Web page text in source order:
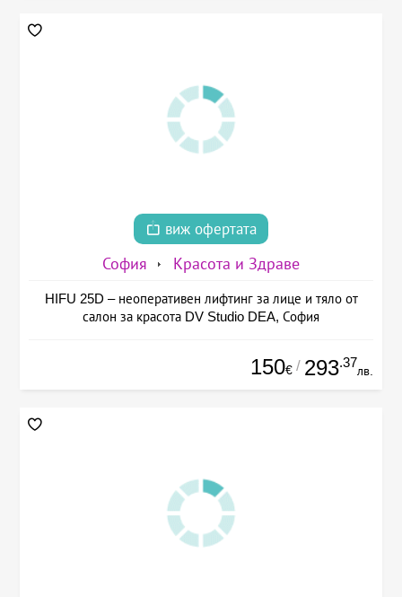
виж офертата
София Красота и Здраве
HIFU 25D – неоперативен лифтинг за лице и тяло от
салон за красота DV Studio DEA, София
150€ / 293.37
лв.